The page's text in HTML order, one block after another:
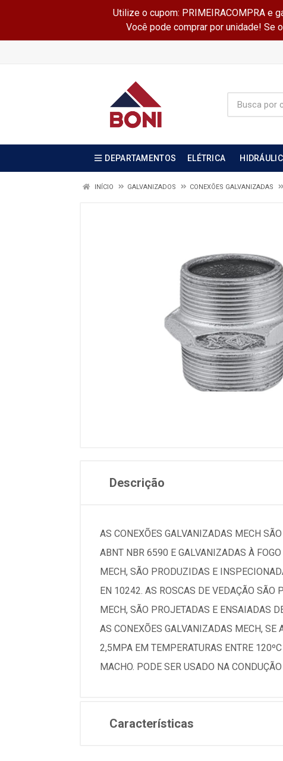
Utilize o cupom: PRIMEIRACOMPRA e
Você pode comprar por unidade! Se
DEPARTAMENTOS ELÉTRICA
INÍCIO GALVANIZADOS CONEXÕES GALVANIZADAS
Descrição
AS CONEXÕES GALVANIZADAS MECH
ABNT NBR 6590 E GALVANIZADAS À
MECH, SÃO PRODUZIDAS E
EN 10242. AS ROSCAS DE VEDAÇÃO SÃO
MECH, SÃO PROJETADAS E ENSAIADAS
AS CONEXÕES GALVANIZADAS MECH,
2,5MPA EM TEMPERATURAS ENTRE
MACHO. PODE SER USADO NA
Características